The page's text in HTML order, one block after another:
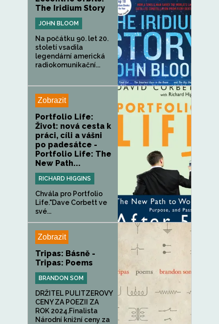
The Iridium Story
JOHN BLOOM
Na počátku 90. let 20.
století vsadila
legendární americká
radiokomunikační...
Zobrazit
Portfolio Life:
Život: nová cesta k
práci, cíli a vášni
po padesátce -
Portfolio Life: The
New Path...
RICHARD HIGGINS
Chvála pro Portfolio
Life."Dave Corbett ve
své...
Zobrazit
Tripas: Básně -
Tripas: Poems
BRANDON SOM
DRŽITEL PULITZEROVY
CENY ZA POEZII ZA
ROK 2024.Finalista
Národní knižní ceny za